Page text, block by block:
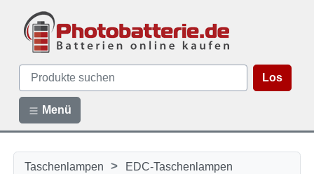
Los
Menü
Taschenlampen > EDC-Taschenlampen